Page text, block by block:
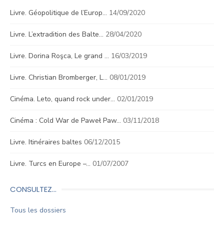
Livre. Géopolitique de l’Europ… 14/09/2020
Livre. L’extradition des Balte… 28/04/2020
Livre. Dorina Roşca, Le grand … 16/03/2019
Livre. Christian Bromberger, L… 08/01/2019
Cinéma. Leto, quand rock under… 02/01/2019
Cinéma : Cold War de Paweł Paw… 03/11/2018
Livre. Itinéraires baltes 06/12/2015
Livre. Turcs en Europe –… 01/07/2007
CONSULTEZ…
Tous les dossiers